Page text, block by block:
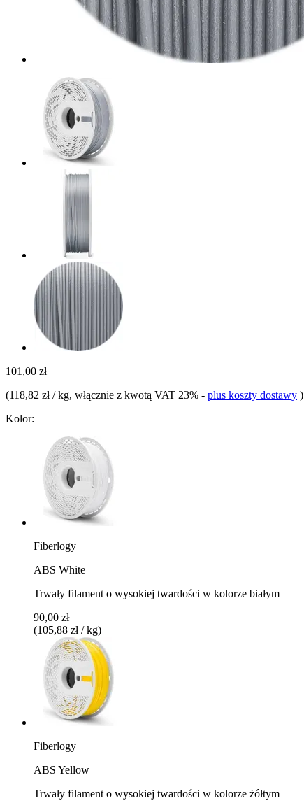
101,00 zł
(118,82 zł / kg, włącznie z kwotą VAT 23% - plus koszty dostawy )
Kolor:
Fiberlogy
ABS White
Trwały filament o wysokiej twardości w kolorze białym
90,00 zł
(105,88 zł / kg)
Fiberlogy
ABS Yellow
Trwały filament o wysokiej twardości w kolorze żółtym